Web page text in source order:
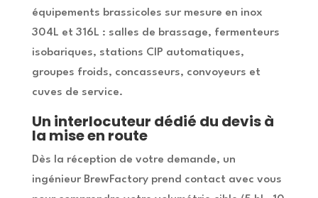
équipements brassicoles sur mesure en inox
304L et 316L : salles de brassage, fermenteurs
isobariques, stations CIP automatiques,
groupes froids, concasseurs, convoyeurs et
cuves de service.
Un interlocuteur dédié du devis à
la mise en route
Dès la réception de votre demande, un
ingénieur BrewFactory prend contact avec vous